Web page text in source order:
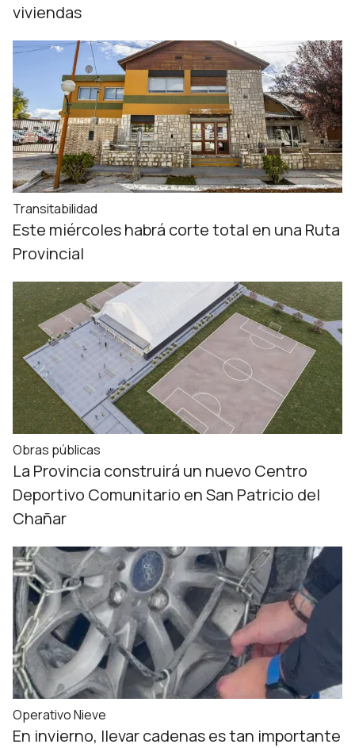
viviendas
Transitabilidad
Este miércoles habrá corte total en una Ruta
Provincial
Obras públicas
La Provincia construirá un nuevo Centro
Deportivo Comunitario en San Patricio del
Chañar
Operativo Nieve
En invierno, llevar cadenas es tan importante